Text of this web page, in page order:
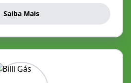
Saiba Mais